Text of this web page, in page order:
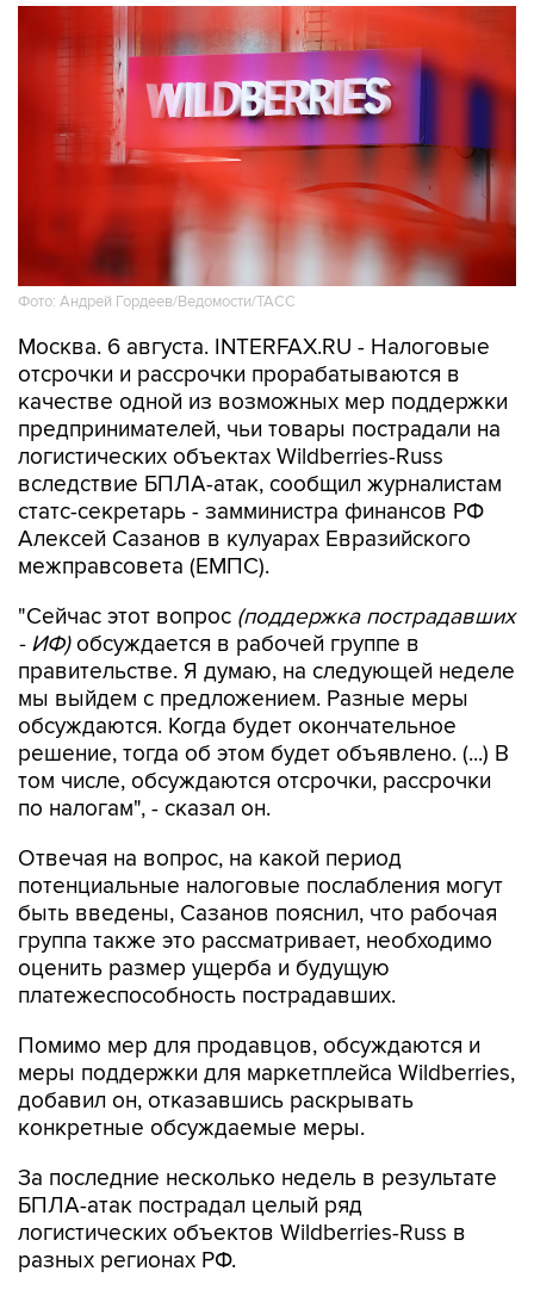
Фото: Андрей Гордеев/Ведомости/ТАСС
Москва. 6 августа. INTERFAX.RU - Налоговые
отсрочки и рассрочки прорабатываются в
качестве одной из возможных мер поддержки
предпринимателей, чьи товары пострадали на
логистических объектах Wildberries-Russ
вследствие БПЛА-атак, сообщил журналистам
статс-секретарь - замминистра финансов РФ
Алексей Сазанов в кулуарах Евразийского
межправсовета (ЕМПС).
"Сейчас этот вопрос (поддержка пострадавших
- ИФ)обсуждается в рабочей группе в
правительстве. Я думаю, на следующей неделе
мы выйдем с предложением. Разные меры
обсуждаются. Когда будет окончательное
решение, тогда об этом будет объявлено. (...) В
том числе, обсуждаются отсрочки, рассрочки
по налогам", - сказал он.
Отвечая на вопрос, на какой период
потенциальные налоговые послабления могут
быть введены, Сазанов пояснил, что рабочая
группа также это рассматривает, необходимо
оценить размер ущерба и будущую
платежеспособность пострадавших.
Помимо мер для продавцов, обсуждаются и
меры поддержки для маркетплейса Wildberries,
добавил он, отказавшись раскрывать
конкретные обсуждаемые меры.
За последние несколько недель в результате
БПЛА-атак пострадал целый ряд
логистических объектов Wildberries-Russ в
разных регионах РФ.